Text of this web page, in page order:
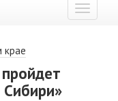
Показать
меню
крае